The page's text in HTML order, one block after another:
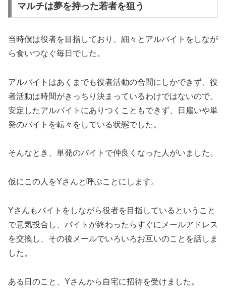
マルチは夢を持った若者を狙う
当時僕は役者を目指しており、細々とアルバイトをしなが
ら食いつなぐ毎日でした。
アルバイトはあくまでも役者活動の合間にしかできず、役
者活動は時間がきっちり決まっているわけではないので、
安定したアルバイトにありつくこともできず、日雇いや単
発のバイトを転々をしている状態でした。
そんなとき、単発のバイトで仲良くなった人がいました。
仮にこの人をYさんと呼ぶことにします。
Yさんもバイトをしながら役者を目指しているということ
で意気投合し、バイトが終わったらすぐにメールアドレス
を交換し、その後メールでいろいろお互いのことを話しま
した。
ある日のこと、Yさんから自宅に招待を受けました。